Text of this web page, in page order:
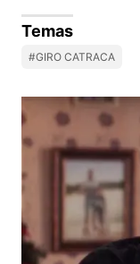
Temas
#GIRO CATRACA